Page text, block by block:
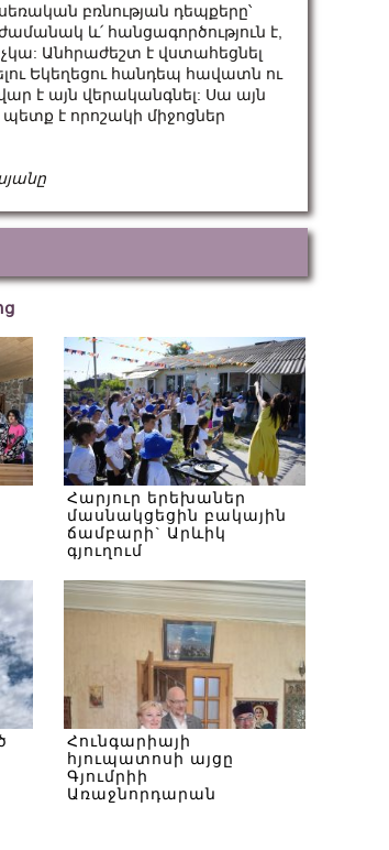
բռնության դեպքերը՝
և՛ հանցագործություն է,
Անհրաժեշտ է վստահեցնել
Եկեղեցու հանդեպ հավատն ու
է այն վերականգնել: Սա այն
է որոշակի միջոցներ
Հարյուր երեխաներ
մասնակցեցին բակային
ճամբարի` Արևիկ
գյուղում
Հունգարիայի
հյուպատոսի այցը
Գյումրիի
Առաջնորդարան